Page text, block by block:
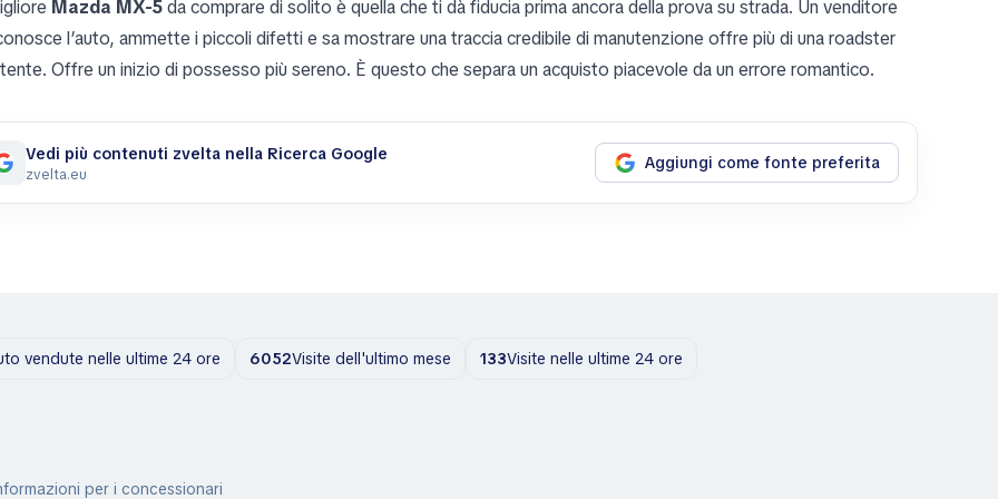
Mazda MX-5da comprare di solito è quella che ti dà fiducia prima ancora della prova su strada. Un venditore
l’auto, ammette i piccoli difetti e sa mostrare una traccia credibile di manutenzione offre più di una roadster
Offre un inizio di possesso più sereno. È questo che separa un acquisto piacevole da un errore romantico.
Vedi più contenuti zvelta nella Ricerca Google
zvelta.eu
Aggiungi come fonte preferita
vendute nelle ultime 24 ore 6052Visite dell'ultimo mese 133Visite nelle ultime 24 ore
per i concessionari